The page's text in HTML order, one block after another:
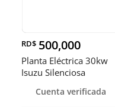
RD$ 500,000
Planta Eléctrica 30kw
Isuzu Silenciosa
Cuenta verificada